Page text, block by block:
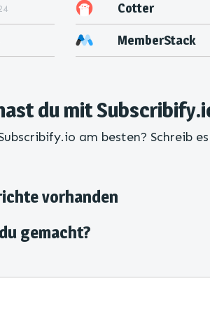
Cotter
MemberStack
du mit
am besten? Schreib
vorhanden
gemacht?